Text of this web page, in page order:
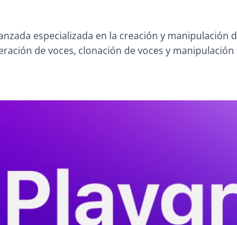
especializada en la creación y
de voces, clonación de voces y manipulación